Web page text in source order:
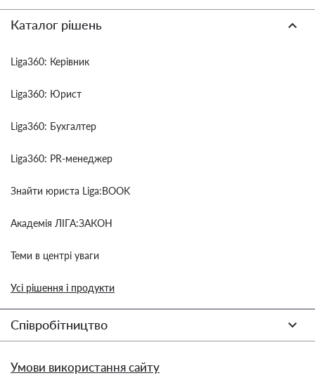
Каталог рішень
Liga360: Керівник
Liga360: Юрист
Liga360: Бухгалтер
Liga360: PR-менеджер
Знайти юриста Liga:BOOK
Академія ЛІГА:ЗАКОН
Теми в центрі уваги
Усі рішення і продукти
Співробітництво
Умови використання сайту